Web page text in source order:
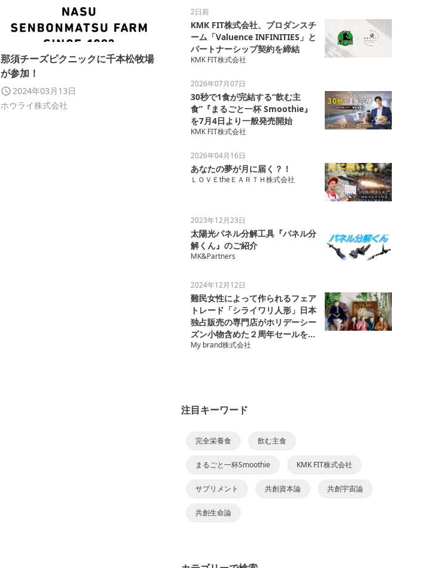
那須チーズピクニックに千本松牧場
が参加！
2024年03月13日
ホウライ株式会社
2日前
KMK FIT株式会社、プロダンスチ
ーム「Valuence INFINITIES」と
パートナーシップ契約を締結
KMK FIT株式会社
2026年07月07日
30秒で1食が完結する“飲む主
食”『まるごと一杯 Smoothie』
を7月4日より一般発売開始
KMK FIT株式会社
2026年04月16日
あなたの夢が月に届く？！
ＬＯＶＥtheＥＡＲＴＨ株式会社
2023年12月23日
太陽光パネル分解工具『パネル分
解くん』のご紹介
MK&Partners
2024年12月12日
難民女性によって作られるフェア
トレード「シライワリ人形」日本
独占販売の専門店がホリデーシー
ズン小物含めた２周年セールを開
催
My brand株式会社
注目キーワード
完全栄養食 飲む主食
まるごと一杯Smoothie KMK FIT株式会社
サプリメント 共創資本論 共創宇宙論
共創生命論